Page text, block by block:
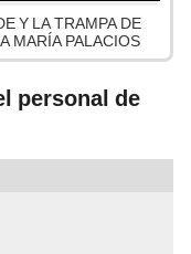
Y LA TRAMPA DE
MARÍA PALACIOS
personal de